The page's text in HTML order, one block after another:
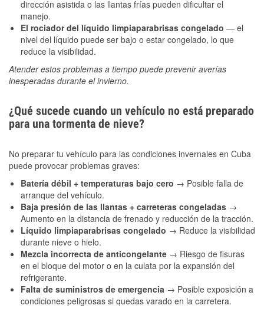
dirección asistida o las llantas frías pueden dificultar el
manejo.
El rociador del líquido limpiaparabrisas congelado — el
nivel del líquido puede ser bajo o estar congelado, lo que
reduce la visibilidad.
Atender estos problemas a tiempo puede prevenir averías
inesperadas durante el invierno.
¿Qué sucede cuando un vehículo no está preparado
para una tormenta de nieve?
No preparar tu vehículo para las condiciones invernales en Cuba
puede provocar problemas graves:
Batería débil + temperaturas bajo cero → Posible falla de
arranque del vehículo.
Baja presión de las llantas + carreteras congeladas →
Aumento en la distancia de frenado y reducción de la tracción.
Líquido limpiaparabrisas congelado → Reduce la visibilidad
durante nieve o hielo.
Mezcla incorrecta de anticongelante → Riesgo de fisuras
en el bloque del motor o en la culata por la expansión del
refrigerante.
Falta de suministros de emergencia → Posible exposición a
condiciones peligrosas si quedas varado en la carretera.